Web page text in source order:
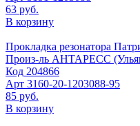
63 руб.
В корзину
Прокладка резонатора
Произ-ль АНТАРЕСС
Код 204866
Арт 3160-20-1203088-95
85 руб.
В корзину